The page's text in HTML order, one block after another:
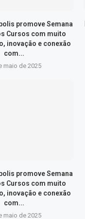
promove Semana
Cursos com muito
inovação e conexão
com...
maio de 2025
promove Semana
Cursos com muito
inovação e conexão
com...
maio de 2025